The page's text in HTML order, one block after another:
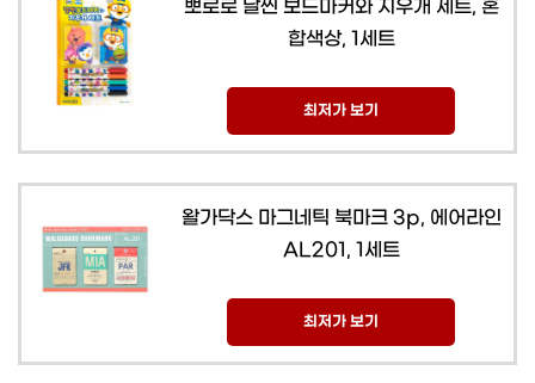
뽀로로 날씬 보드마커와 지우개 세트, 혼
합색상, 1세트
최저가 보기
왈가닥스 마그네틱 북마크 3p, 에어라인
AL201, 1세트
최저가 보기